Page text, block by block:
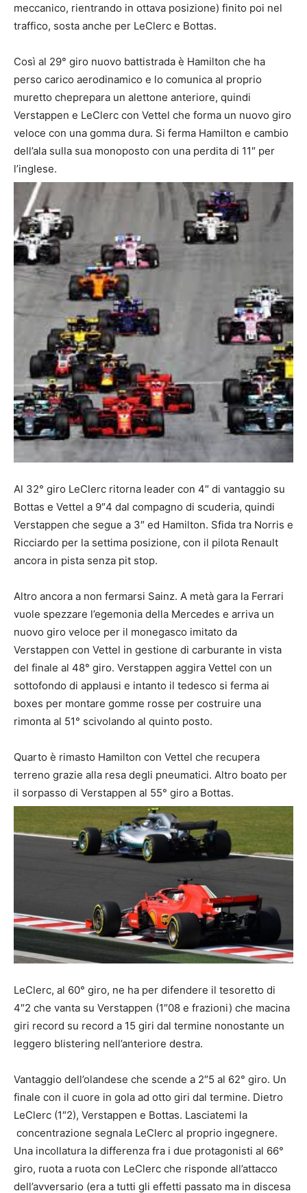
meccanico, rientrando in ottava posizione) finito poi nel
traffico, sosta anche per LeClerc e Bottas.
Così al 29° giro nuovo battistrada è Hamilton che ha
perso carico aerodinamico e lo comunica al proprio
muretto cheprepara un alettone anteriore, quindi
Verstappen e LeClerc con Vettel che forma un nuovo giro
veloce con una gomma dura. Si ferma Hamilton e cambio
dell’ala sulla sua monoposto con una perdita di 11″ per
l’inglese.
Al 32° giro LeClerc ritorna leader con 4″ di vantaggio su
Bottas e Vettel a 9″4 dal compagno di scuderia, quindi
Verstappen che segue a 3″ ed Hamilton. Sfida tra Norris e
Ricciardo per la settima posizione, con il pilota Renault
ancora in pista senza pit stop.
Altro ancora a non fermarsi Sainz. A metà gara la Ferrari
vuole spezzare l’egemonia della Mercedes e arriva un
nuovo giro veloce per il monegasco imitato da
Verstappen con Vettel in gestione di carburante in vista
del finale al 48° giro. Verstappen aggira Vettel con un
sottofondo di applausi e intanto il tedesco si ferma ai
boxes per montare gomme rosse per costruire una
rimonta al 51° scivolando al quinto posto.
Quarto è rimasto Hamilton con Vettel che recupera
terreno grazie alla resa degli pneumatici. Altro boato per
il sorpasso di Verstappen al 55° giro a Bottas.
LeClerc, al 60° giro, ne ha per difendere il tesoretto di
4″2 che vanta su Verstappen (1″08 e frazioni) che macina
giri record su record a 15 giri dal termine nonostante un
leggero blistering nell’anteriore destra.
Vantaggio dell’olandese che scende a 2″5 al 62° giro. Un
finale con il cuore in gola ad otto giri dal termine. Dietro
LeClerc (1″2), Verstappen e Bottas. Lasciatemi la
concentrazione segnala LeClerc al proprio ingegnere.
Una incollatura la differenza fra i due protagonisti al 66°
giro, ruota a ruota con LeClerc che risponde all’attacco
dell’avversario (era a tutti gli effetti passato ma in discesa